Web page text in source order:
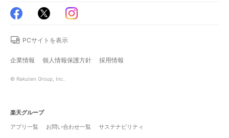
PCサイトを表示
企業情報 個人情報保護方針 採用情報
© Rakuten Group, Inc.
楽天グループ
アプリ一覧
お問い合わせ一覧 サステナビリティ